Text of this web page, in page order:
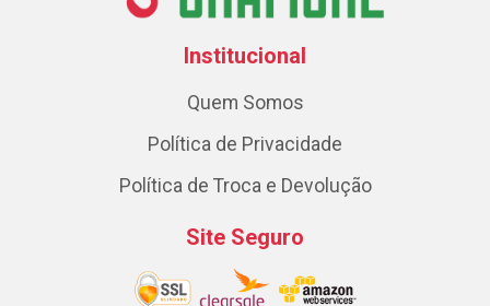
Institucional
Quem Somos
Política de Privacidade
Política de Troca e Devolução
Site Seguro